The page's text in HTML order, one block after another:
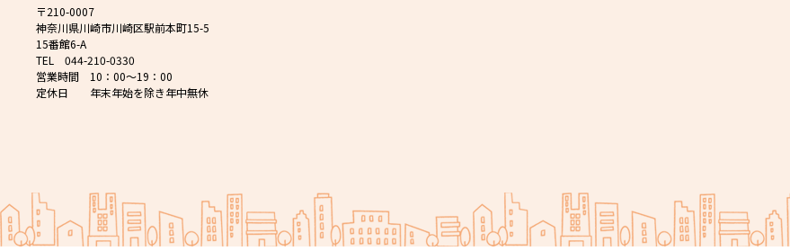
〒210-0007
神奈川県川崎市川崎区駅前本町15-5
15番館6-A
TEL 044-210-0330
営業時間 10：00～19：00
定休日 年末年始を除き年中無休